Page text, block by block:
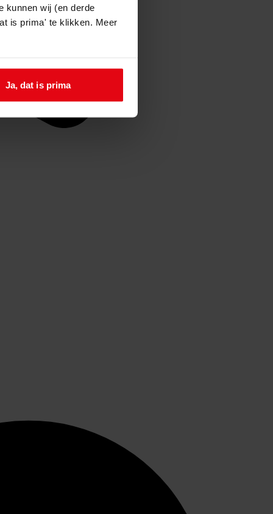
kunnen wij (en derde
is prima' te klikken. Meer
Ja, dat is prima